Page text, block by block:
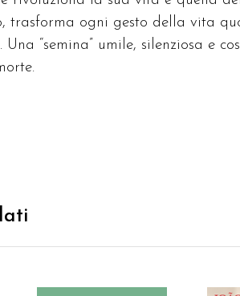
trasforma ogni gesto della vita
“semina” umile, silenziosa e